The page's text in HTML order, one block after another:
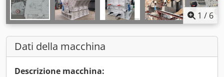
1 / 6
Dati della macchina
Descrizione macchina: